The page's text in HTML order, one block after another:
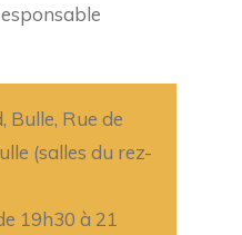
Bulle, Rue de
(salles du rez-
19h30 à 21